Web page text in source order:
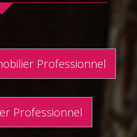
Professionnel
Professionnel